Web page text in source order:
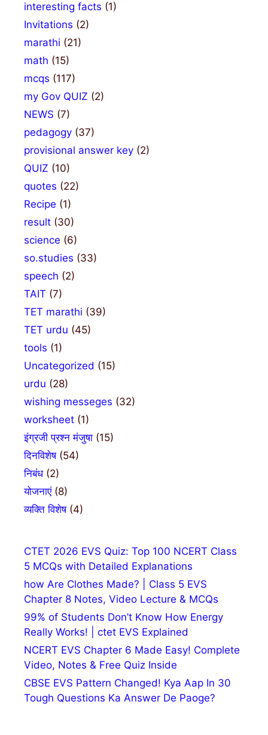
interesting facts (1)
Invitations (2)
marathi (21)
math (15)
mcqs (117)
my Gov QUIZ (2)
NEWS (7)
pedagogy (37)
provisional answer key (2)
QUIZ (10)
quotes (22)
Recipe (1)
result (30)
science (6)
so.studies (33)
speech (2)
TAIT (7)
TET marathi (39)
TET urdu (45)
tools (1)
Uncategorized (15)
urdu (28)
wishing messeges (32)
worksheet (1)
इंग्रजी प्रश्न मंजुषा (15)
दिनविशेष(54)
निबंध(2)
योजनाएं(8)
व्यक्ति विशेष(4)
CTET 2026 EVS Quiz: Top 100 NCERT Class
5 MCQs with Detailed Explanations
how Are Clothes Made? | Class 5 EVS
Chapter 8 Notes, Video Lecture & MCQs
99% of Students Don’t Know How Energy
Really Works! | ctet EVS Explained
NCERT EVS Chapter 6 Made Easy! Complete
Video, Notes & Free Quiz Inside
CBSE EVS Pattern Changed! Kya Aap In 30
Tough Questions Ka Answer De Paoge?